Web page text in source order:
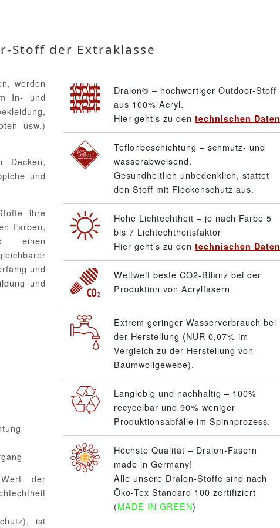
Stoff der Extraklasse
werden
In- und
usw.)
Decken,
und
ihre
Farben,
einen
und
und
der
ist
Dralon® – hochwertiger Outdoor-Stoff
aus 100% Acryl.
Hier geht’s zu den technischen Daten
Teflonbeschichtung – schmutz- und
wasserabweisend.
Gesundheitlich unbedenklich, stattet
den Stoff mit Fleckenschutz aus.
Hohe Lichtechtheit – je nach Farbe 5
bis 7 Lichtechtheitsfaktor
Hier geht’s zu den technischen Daten
Weltweit beste CO2-Bilanz bei der
Produktion von Acrylfasern
Extrem geringer Wasserverbrauch bei
der Herstellung (NUR 0,07% im
Vergleich zu der Herstellung von
Baumwollgewebe).
Langlebig und nachhaltig – 100%
recycelbar und 90% weniger
Produktionsabfälle im Spinnprozess.
Höchste Qualität – Dralon-Fasern
made in Germany!
Alle unsere Dralon-Stoffe sind nach
Öko-Tex Standard 100 zertifiziert
(MADE IN GREEN)